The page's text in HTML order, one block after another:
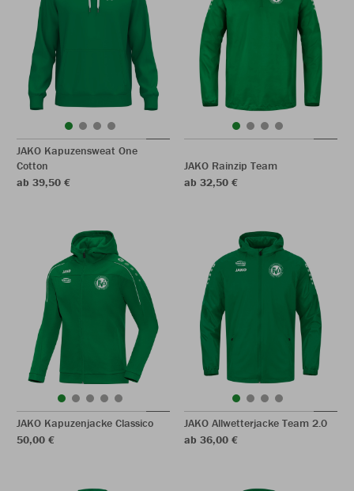
JAKO Kapuzensweat One
Cotton
ab 39,50 €
JAKO Rainzip Team
ab 32,50 €
JAKO Kapuzenjacke Classico
50,00 €
JAKO Allwetterjacke Team 2.0
ab 36,00 €